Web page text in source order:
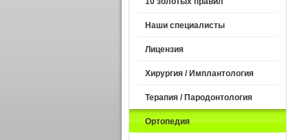
Наши специалисты
Лицензия
Хирургия / Имплантология
Терапия / Пародонтология
Ортопедия